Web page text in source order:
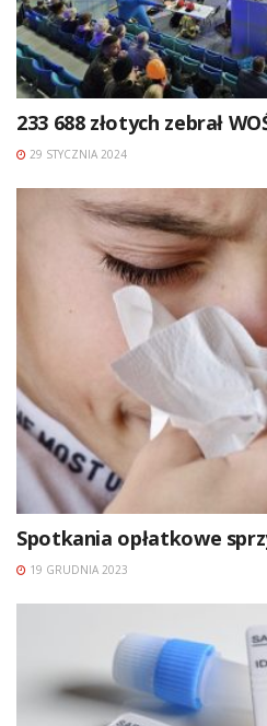
233 688 złotych zebrał
29 STYCZNIA 2024
Spotkania opłatkowe
19 GRUDNIA 2023